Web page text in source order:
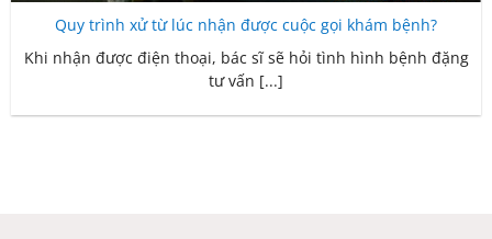
Quy trình xử từ lúc nhận được cuộc gọi khám bệnh?
Khi nhận được điện thoại, bác sĩ sẽ hỏi tình hình bệnh đặng
tư vấn [...]